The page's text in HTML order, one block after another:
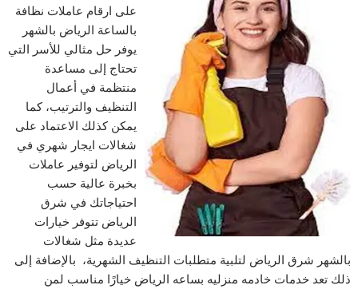
على ارقام عاملات نظافة
بالساعة الرياض بالشهر
يوفر حل مثالي للأسر التي
تحتاج إلى مساعدة
منتظمة في أعمال
التنظيف والترتيب، كما
يمكن كذلك الاعتماد على
شغالات ايجار شهري في
الرياض لتوفير عاملات
بخبرة عالية حسب
احتياجاتك في شرق
الرياض تتوفر خيارات
عديدة مثل شغالات
بالشهر شرق الرياض لتلبية متطلبات التنظيف الشهرية، بالإضافة إلى
ذلك تعد خدمات خادمه منزليه بساعه الرياض خيارًا مناسب لمن